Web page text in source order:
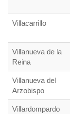
Villacarrillo
Villanueva de la
Reina
Villanueva del
Arzobispo
Villardompardo